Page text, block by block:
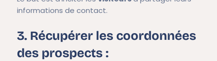
informations de contact.
3. Récupérer les coordonnées
des prospects :